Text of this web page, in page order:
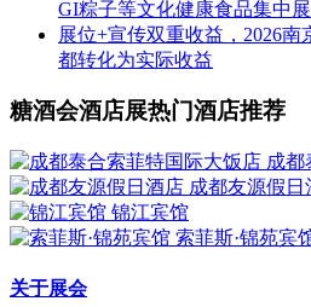
GI粽子等文化健康食品集中
展位+宣传双重收益，2026南
都转化为实际收益
糖酒会酒店展热门酒店推荐
成都
成都友源假日
锦江宾馆
索菲斯·锦苑宾
关于展会